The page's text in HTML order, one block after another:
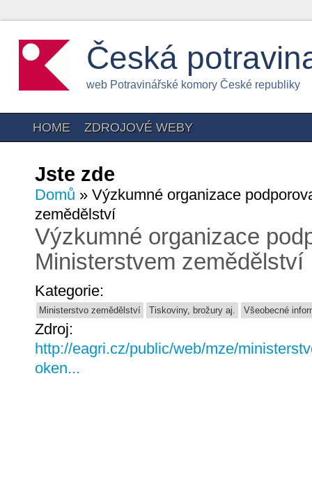
Česká
web Potravinářské komory České republiky
HOME ZDROJOVÉ WEBY
Jste zde
Domů » Výzkumné organizace
zemědělství
Výzkumné organizace
Ministerstvem zemědělství
Kategorie:
Ministerstvo zemědělství Tiskoviny, brožury aj. Všeobecné
Zdroj:
http://eagri.cz/public/web/mze/
oken...